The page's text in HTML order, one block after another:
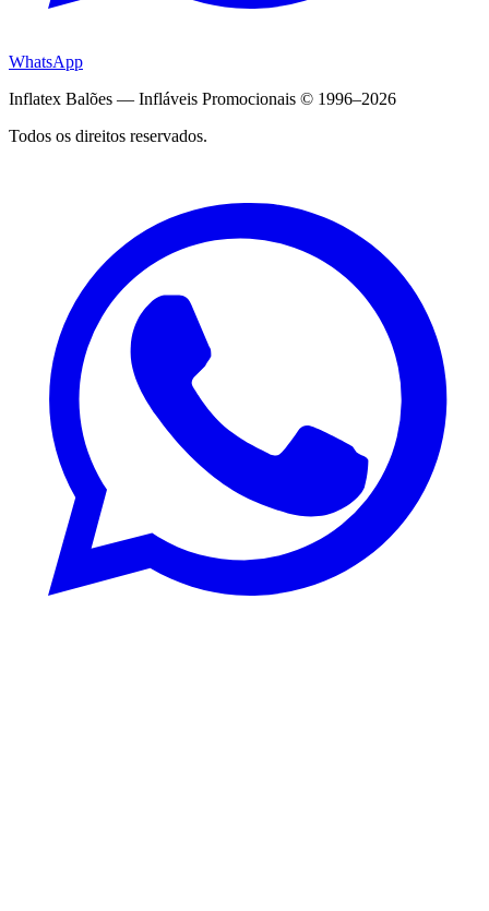
WhatsApp
Inflatex Balões — Infláveis Promocionais © 1996–2026
Todos os direitos reservados.